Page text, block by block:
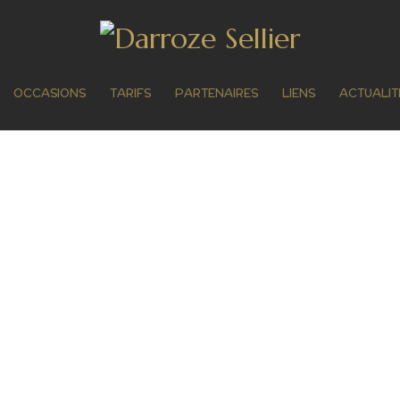
OCCASIONS TARIFS PARTENAIRES LIENS